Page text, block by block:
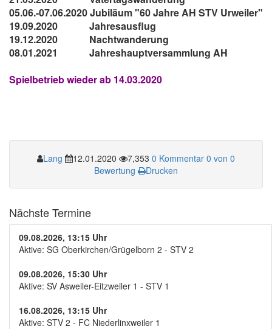
05.06.-07.06.2020 Jubiläum "60 Jahre AH STV Urweiler"
19.09.2020 Jahresausflug
19.12.2020 Nachtwanderung
08.01.2021 Jahreshauptversammlung AH
Spielbetrieb wieder ab 14.03.2020
Lang 12.01.2020 7,353 0 Kommentar 0 von 0
Bewertung
Drucken
Nächste Termine
09.08.2026, 13:15 Uhr
Aktive: SG Oberkirchen/Grügelborn 2 - STV 2
09.08.2026, 15:30 Uhr
Aktive: SV Asweiler-Eitzweiler 1 - STV 1
16.08.2026, 13:15 Uhr
Aktive: STV 2 - FC Niederlinxweiler 1